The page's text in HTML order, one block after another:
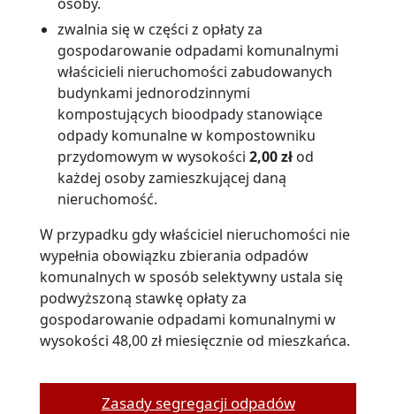
zwalnia się w części z opłaty za
gospodarowanie odpadami komunalnymi
właścicieli nieruchomości zabudowanych
budynkami jednorodzinnymi
kompostujących bioodpady stanowiące
odpady komunalne w kompostowniku
przydomowym w wysokości 2,00 zł od
każdej osoby zamieszkującej daną
nieruchomość.
W przypadku gdy właściciel nieruchomości nie
wypełnia obowiązku zbierania odpadów
komunalnych w sposób selektywny ustala się
podwyższoną stawkę opłaty za
gospodarowanie odpadami komunalnymi w
wysokości 48,00 zł miesięcznie od mieszkańca.
Zasady segregacji odpadów